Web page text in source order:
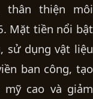
thân thiện môi
Mặt tiền nổi bật
sử dụng vật liệu
ban công, tạo
cao và giảm